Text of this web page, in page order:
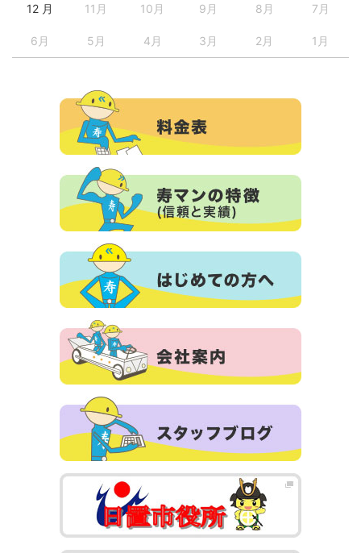
12 月 11月 10月 9月 8月 7月
6月 5月 4月 3月 2月 1月